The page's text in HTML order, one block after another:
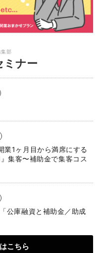
部
ミナー
業1ヶ月目から満席にする
集客〜補助金で集客コス
公庫融資と補助金／助成
こちら